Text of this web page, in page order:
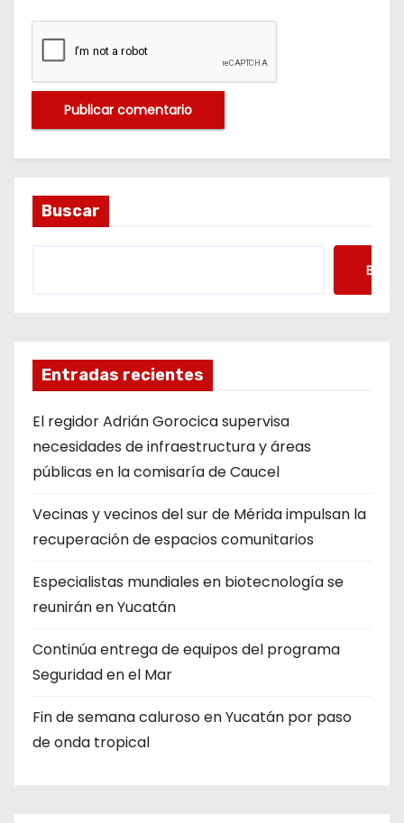
Buscar
Entradas recientes
El regidor Adrián Gorocica supervisa
necesidades de infraestructura y áreas
públicas en la comisaría de Caucel
Vecinas y vecinos del sur de Mérida impulsan la
recuperación de espacios comunitarios
Especialistas mundiales en biotecnología se
reunirán en Yucatán
Continúa entrega de equipos del programa
Seguridad en el Mar
Fin de semana caluroso en Yucatán por paso
de onda tropical